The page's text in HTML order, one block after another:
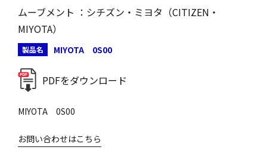
ムーブメント ：シチズン・ミヨタ（CITIZEN・
MIYOTA）
製品名 MIYOTA 0S00
PDFをダウンロード
MIYOTA 0S00
お問い合わせはこちら